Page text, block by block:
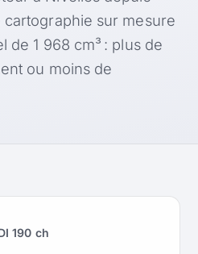
sur mesure
de 1 968 cm³ : plus de
ou moins de
190 ch